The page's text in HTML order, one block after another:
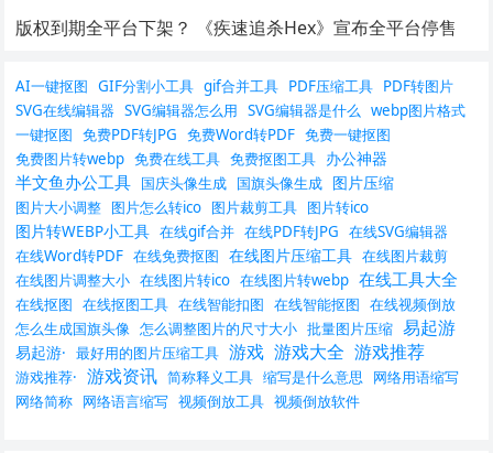
版权到期全平台下架？ 《疾速追杀Hex》宣布全平台停售
AI一键抠图 GIF分割小工具 gif合并工具 PDF压缩工具 PDF转图片
SVG在线编辑器 SVG编辑器怎么用 SVG编辑器是什么 webp图片格式
一键抠图 免费PDF转JPG 免费Word转PDF 免费一键抠图
免费图片转webp 免费在线工具 免费抠图工具 办公神器
半文鱼办公工具 国庆头像生成 国旗头像生成 图片压缩
图片大小调整 图片怎么转ico 图片裁剪工具 图片转ico
图片转WEBP小工具 在线gif合并 在线PDF转JPG 在线SVG编辑器
在线Word转PDF 在线免费抠图 在线图片压缩工具 在线图片裁剪
在线图片调整大小 在线图片转ico 在线图片转webp 在线工具大全
在线抠图 在线抠图工具 在线智能扣图 在线智能抠图 在线视频倒放
怎么生成国旗头像 怎么调整图片的尺寸大小 批量图片压缩 易起游
易起游· 最好用的图片压缩工具 游戏 游戏大全 游戏推荐
游戏推荐· 游戏资讯 简称释义工具 缩写是什么意思
网络用语缩写
网络简称 网络语言缩写 视频倒放工具 视频倒放软件